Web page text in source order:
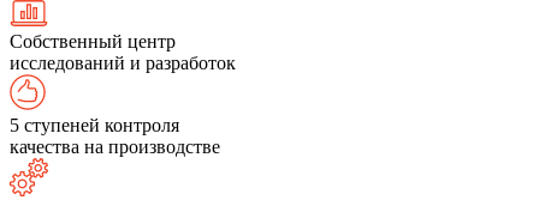
Собственный центр
исследований и разработок
5 ступеней контроля
качества на производстве